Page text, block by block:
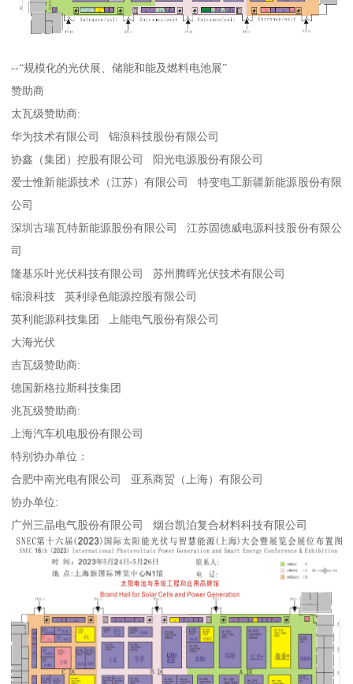
--“规模化的光伏展、储能和能及燃料电池展”
赞助商
太瓦级赞助商:
华为技术有限公司 锦浪科技股份有限公司
协鑫（集团）控股有限公司 阳光电源股份有限公司
爱士惟新能源技术（江苏）有限公司 特变电工新疆新能源股份有限
公司
深圳古瑞瓦特新能源股份有限公司 江苏固德威电源科技股份有限公
司
隆基乐叶光伏科技有限公司 苏州腾晖光伏技术有限公司
锦浪科技 英利绿色能源控股有限公司
英利能源科技集团 上能电气股份有限公司
大海光伏
吉瓦级赞助商:
德国新格拉斯科技集团
兆瓦级赞助商:
上海汽车机电股份有限公司
特别协办单位：
合肥中南光电有限公司 亚系商贸（上海）有限公司
协办单位:
广州三晶电气股份有限公司 烟台凯泊复合材料科技有限公司